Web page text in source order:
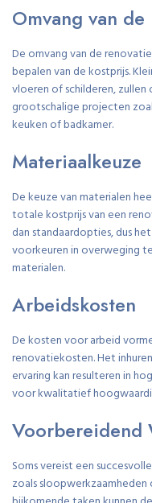
Omvang van de
De omvang van de
bepalen van de kostprijs.
vloeren of schilderen,
grootschalige projecten
keuken of badkamer.
Materiaalkeuze
De keuze van materialen
totale kostprijs van een
dan standaardopties, dus
voorkeuren in overweging
materialen.
Arbeidskosten
De kosten voor arbeid
renovatiekosten. Het
ervaring kan resulteren in
voor kwalitatief
Voorbereidend
Soms vereist een
zoals sloopwerkzaamheden